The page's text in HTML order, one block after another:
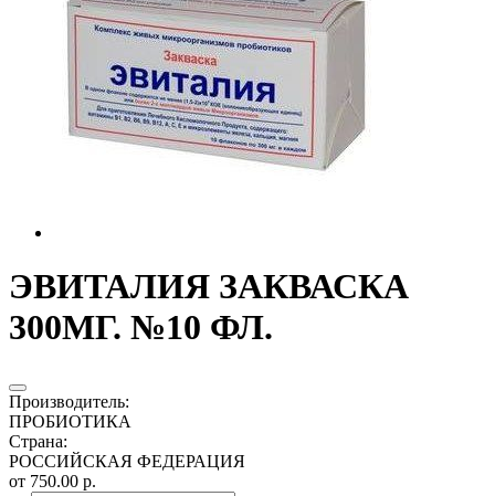
ЭВИТАЛИЯ ЗАКВАСКА
300МГ. №10 ФЛ.
Производитель:
ПРОБИОТИКА
Страна:
РОССИЙСКАЯ ФЕДЕРАЦИЯ
от 750.00 р.